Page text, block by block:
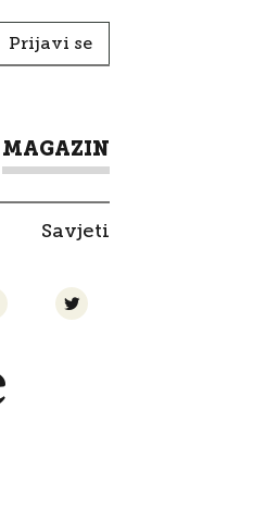
Prijavi se
MAGAZIN
Savjeti